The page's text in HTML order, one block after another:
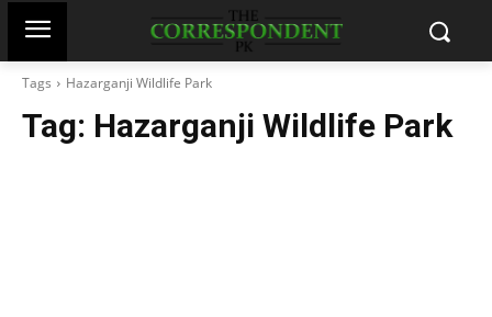
Tags Hazarganji Wildlife Park
Tag: Hazarganji Wildlife Park